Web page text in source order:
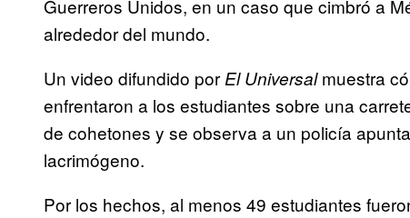
Guerreros Unidos, en un caso que cimbró a
alrededor del mundo.
Un video difundido porEl Universalmuestra
enfrentaron a los estudiantes sobre una
de cohetones y se observa a un policía
lacrimógeno.
Por los hechos, al menos 49 estudiantes